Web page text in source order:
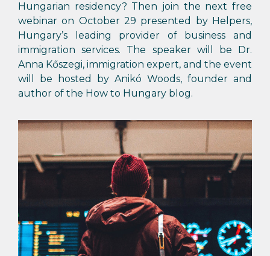
Hungarian residency? Then join the next free
webinar on October 29 presented by Helpers,
Hungary’s leading provider of business and
immigration services. The speaker will be Dr.
Anna Kőszegi, immigration expert, and the event
will be hosted by Anikó Woods, founder and
author of the How to Hungary blog.